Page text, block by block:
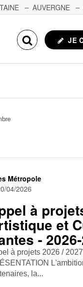
AUVERGNE
JE
Métropole
04/2026
à
et
-
à projets 2026 /
la...